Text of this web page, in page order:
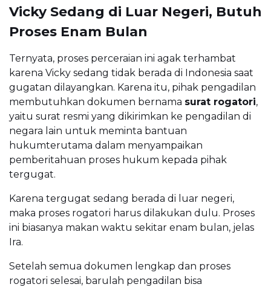
Vicky Sedang di Luar Negeri, Butuh
Proses Enam Bulan
Ternyata, proses perceraian ini agak terhambat
karena Vicky sedang tidak berada di Indonesia saat
gugatan dilayangkan. Karena itu, pihak pengadilan
membutuhkan dokumen bernama surat rogatori,
yaitu surat resmi yang dikirimkan ke pengadilan di
negara lain untuk meminta bantuan
hukumterutama dalam menyampaikan
pemberitahuan proses hukum kepada pihak
tergugat.
Karena tergugat sedang berada di luar negeri,
maka proses rogatori harus dilakukan dulu. Proses
ini biasanya makan waktu sekitar enam bulan, jelas
Ira.
Setelah semua dokumen lengkap dan proses
rogatori selesai, barulah pengadilan bisa